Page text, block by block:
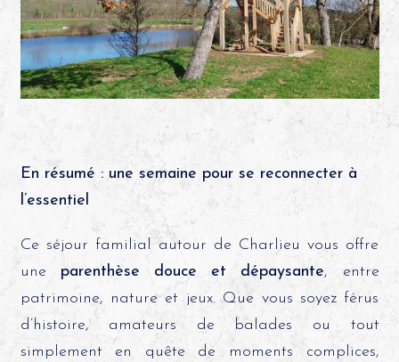
En résumé : une semaine pour se reconnecter à
l’essentiel
Ce séjour familial autour de Charlieu vous offre
une parenthèse douce et dépaysante, entre
patrimoine, nature et jeux. Que vous soyez férus
d’histoire, amateurs de balades ou tout
simplement en quête de moments complices,